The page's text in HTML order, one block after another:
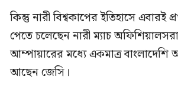
কিন্তু নারী বিশ্বকাপের ইতিহাসে এবারই
পেতে চলেছেন নারী ম্যাচ
আম্পায়ারের মধ্যে একমাত্র বাংলাদেশি
আছেন জেসি।